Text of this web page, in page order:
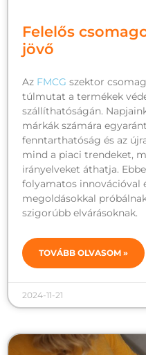
Felelős
jövő
Az FMCG szektor
túlmutat a termékek
szállíthatóságán.
márkák számára
fenntarthatóság és az
mind a piaci trendeket,
irányelveket áthatja.
folyamatos innovációval
megoldásokkal
szigorúbb elvárásoknak.
TOVÁBB OLVASOM »
2024-11-21